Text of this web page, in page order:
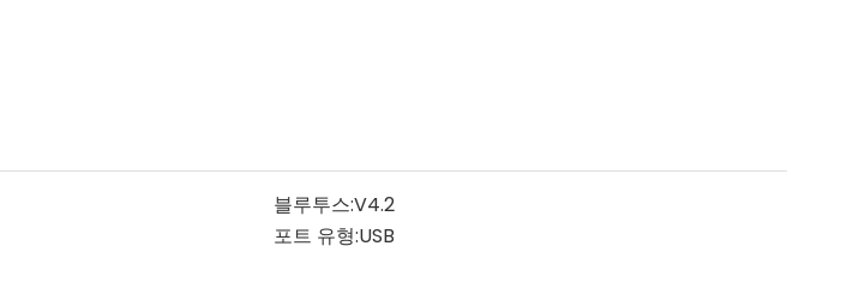
블루투스:V4.2
포트 유형:USB